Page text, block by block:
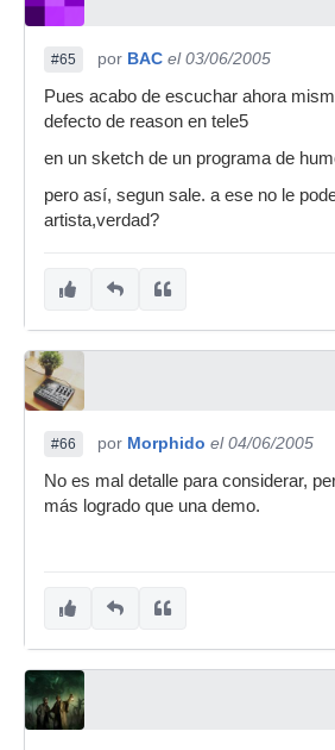
#65 por BAC el 03/06/2005
Pues acabo de escuchar ahora
defecto de reason en tele5
en un sketch de un programa de
pero así, segun sale. a ese no le
artista,verdad?
#66 por Morphido el 04/06/2005
No es mal detalle para considerar,
más logrado que una demo.